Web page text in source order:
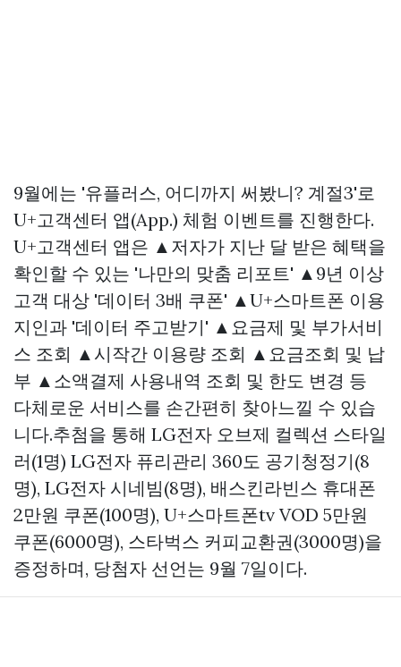
9월에는 '유플러스, 어디까지 써봤니? 계절3'로
U+고객센터 앱(App.) 체험 이벤트를 진행한다.
U+고객센터 앱은 ▲저자가 지난 달 받은 혜택을
확인할 수 있는 '나만의 맞춤 리포트' ▲9년 이상
고객 대상 '데이터 3배 쿠폰' ▲U+스마트폰 이용
지인과 '데이터 주고받기' ▲요금제 및 부가서비
스 조회 ▲시작간 이용량 조회 ▲요금조회 및 납
부 ▲소액결제 사용내역 조회 및 한도 변경 등
다체로운 서비스를 손간편히 찾아느낄 수 있습
니다.추첨을 통해 LG전자 오브제 컬렉션 스타일
러(1명) LG전자 퓨리관리 360도 공기청정기(8
명), LG전자 시네빔(8명), 배스킨라빈스 휴대폰
2만원 쿠폰(100명), U+스마트폰tv VOD 5만원
쿠폰(6000명), 스타벅스 커피교환권(3000명)을
증정하며, 당첨자 선언는 9월 7일이다.